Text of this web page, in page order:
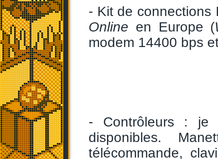
- Kit de
Online en Europe (
modem 14400 bps
- Contrôleurs : je
disponibles.
télécommande,